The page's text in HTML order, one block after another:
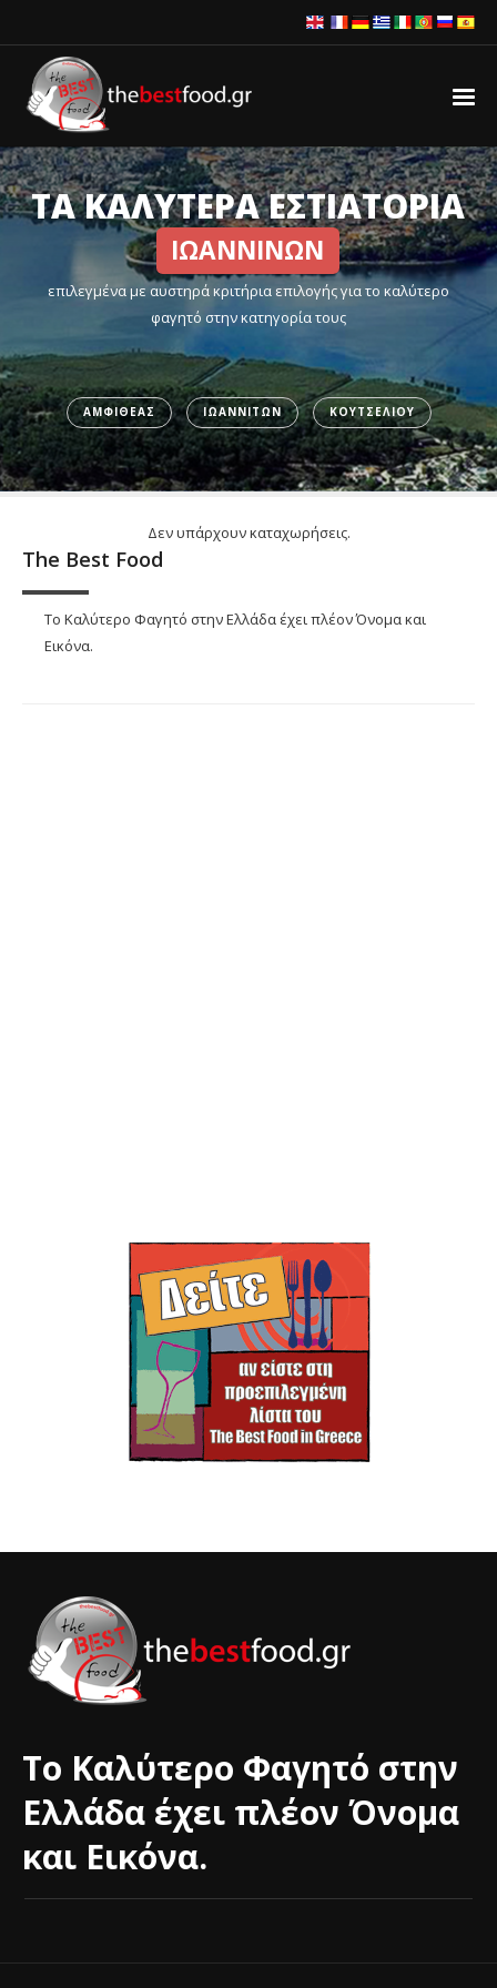
ΤΑ ΚΑΛΥΤΕΡΑ ΕΣΤΙΑΤΟΡΙΑ
ΙΩΑΝΝΙΝΩΝ
επιλεγμένα με αυστηρά κριτήρια επιλογής για το καλύτερο
φαγητό στην κατηγορία τους
ΑΜΦΙΘΕΑΣ ΙΩΑΝΝΙΤΩΝ ΚΟΥΤΣΕΛΙΟΥ
Δεν υπάρχουν καταχωρήσεις.
The Best Food
Το Καλύτερο Φαγητό στην Ελλάδα έχει πλέον Όνομα και
Εικόνα.
Το Καλύτερο Φαγητό στην
Ελλάδα έχει πλέον Όνομα
και Εικόνα.